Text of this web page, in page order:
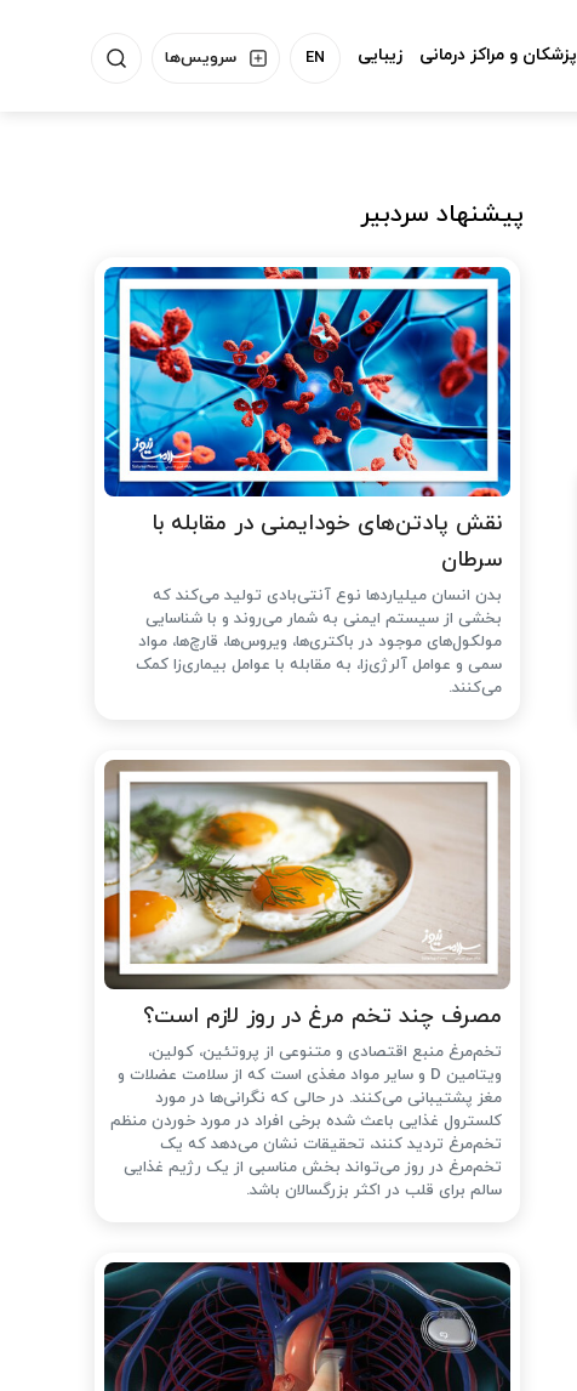
سرویس‌ها EN پزشکان و مراکز درمانی زیبایی
پیشنهاد سردبیر
نقش پادتن‌های خودایمنی در مقابله با
سرطان
بدن انسان میلیاردها نوع آنتی‌بادی تولید می‌کند که
بخشی از سیستم ایمنی به شمار می‌روند و با شناسایی
مولکول‌های موجود در باکتری‌ها، ویروس‌ها، قارچ‌ها، مواد
سمی و عوامل آلرژی‌زا، به مقابله با عوامل بیماری‌زا کمک
می‌کنند.
مصرف چند تخم مرغ در روز لازم است؟
تخم‌مرغ منبع اقتصادی و متنوعی از پروتئین، کولین،
ویتامین D و سایر مواد مغذی است که از سلامت عضلات و
مغز پشتیبانی می‌کنند. در حالی که نگرانی‌ها در مورد
کلسترول غذایی باعث شده ‌برخی افراد در مورد خوردن منظم
تخم‌مرغ تردید کنند، تحقیقات نشان می‌دهد که یک
تخم‌مرغ در روز می‌تواند بخش مناسبی از یک رژیم غذایی
سالم برای قلب در اکثر بزرگسالان باشد.